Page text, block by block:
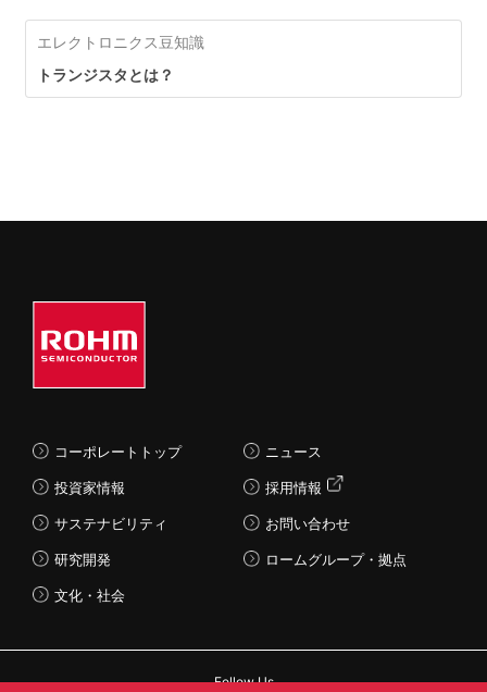
エレクトロニクス豆知識
トランジスタとは？
コーポレートトップ
投資家情報
サステナビリティ
研究開発
文化・社会
ニュース
採用情報
お問い合わせ
ロームグループ・拠点
Follow Us